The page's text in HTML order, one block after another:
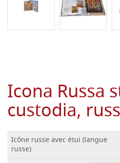
Icona Russa
custodia,
Icône russe avec étui (langue
russe)